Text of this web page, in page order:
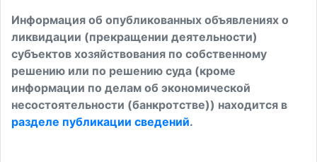
Информация об опубликованных объявлениях о
ликвидации (прекращении деятельности)
субъектов хозяйствования по собственному
решению или по решению суда (кроме
информации по делам об экономической
несостоятельности (банкротстве)) находится в
разделе публикации сведений.